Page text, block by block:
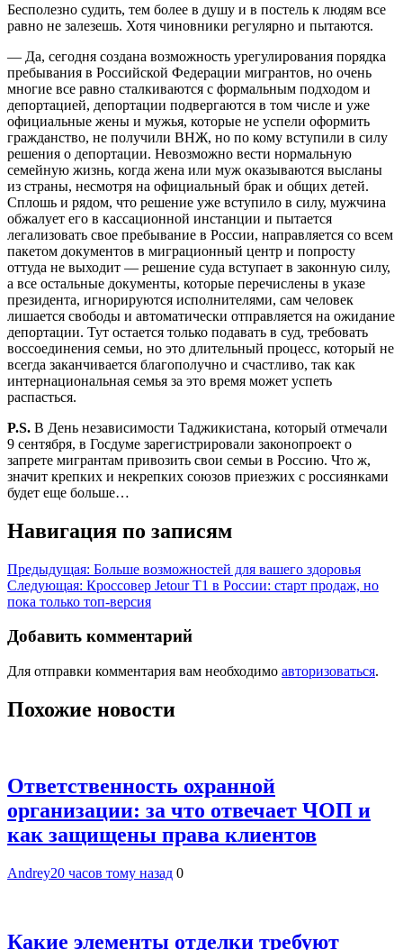
Бесполезно судить, тем более в душу и в постель к людям все
равно не залезешь. Хотя чиновники регулярно и пытаются.
— Да, сегодня создана возможность урегулирования порядка
пребывания в Российской Федерации мигрантов, но очень
многие все равно сталкиваются с формальным подходом и
депортацией, депортации подвергаются в том числе и уже
официальные жены и мужья, которые не успели оформить
гражданство, не получили ВНЖ, но по кому вступили в силу
решения о депортации. Невозможно вести нормальную
семейную жизнь, когда жена или муж оказываются высланы
из страны, несмотря на официальный брак и общих детей.
Сплошь и рядом, что решение уже вступило в силу, мужчина
обжалует его в кассационной инстанции и пытается
легализовать свое пребывание в России, направляется со всем
пакетом документов в миграционный центр и попросту
оттуда не выходит — решение суда вступает в законную силу,
а все остальные документы, которые перечислены в указе
президента, игнорируются исполнителями, сам человек
лишается свободы и автоматически отправляется на ожидание
депортации. Тут остается только подавать в суд, требовать
воссоединения семьи, но это длительный процесс, который не
всегда заканчивается благополучно и счастливо, так как
интернациональная семья за это время может успеть
распасться.
P.S. В День независимости Таджикистана, который отмечали
9 сентября, в Госдуме зарегистрировали законопроект о
запрете мигрантам привозить свои семьи в Россию. Что ж,
значит крепких и некрепких союзов приезжих с россиянками
будет еще больше…
Навигация по записям
Предыдущая: Больше возможностей для вашего здоровья
Следующая: Кроссовер Jetour T1 в России: старт продаж, но
пока только топ-версия
Добавить комментарий
Для отправки комментария вам необходимо авторизоваться.
Похожие новости
Ответственность охранной
организации: за что отвечает ЧОП и
как защищены права клиентов
Andrey20 часов тому назад 0
Какие элементы отделки требуют